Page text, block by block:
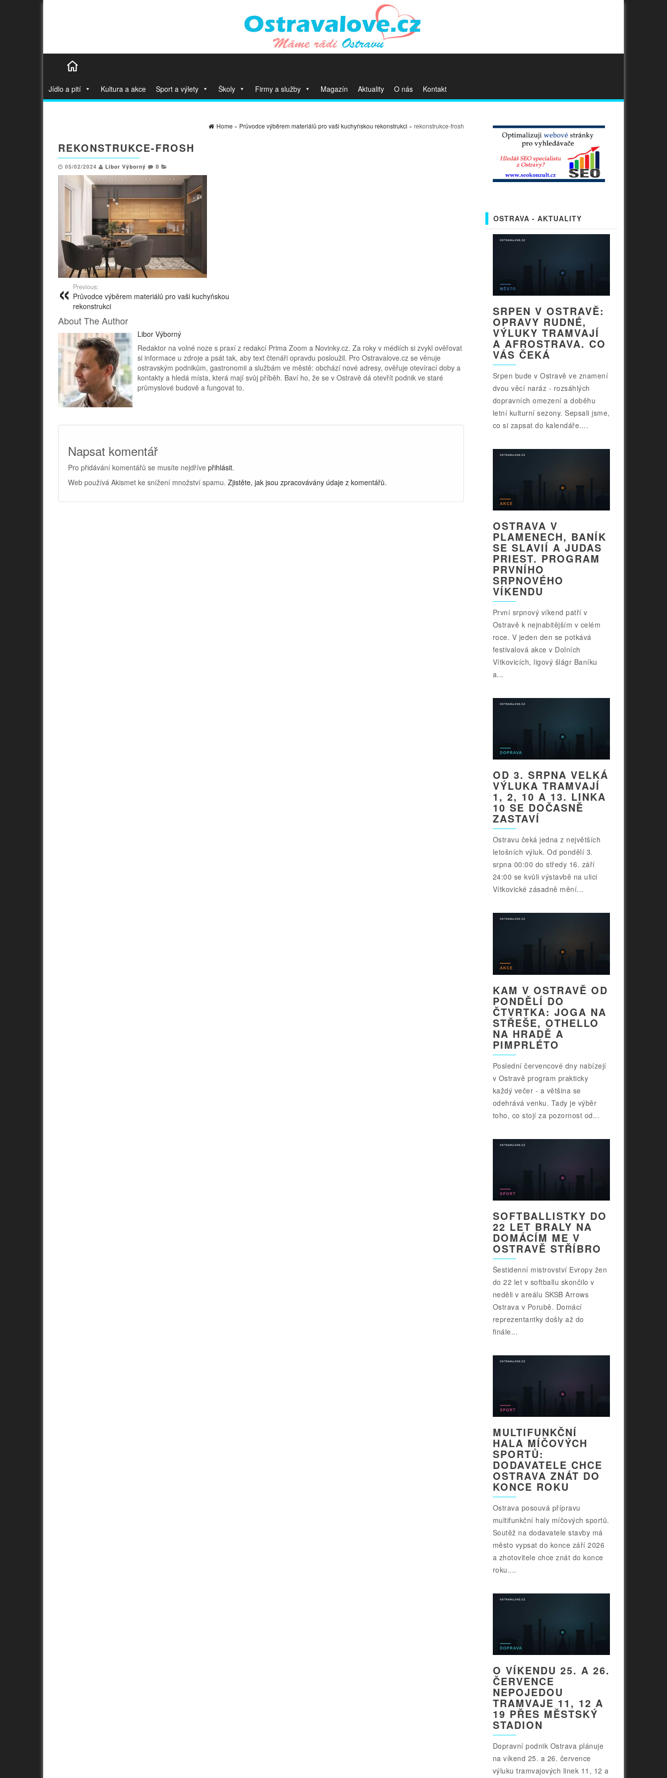
Jídlo a pití Kultura a akce Sport a výlety Školy Firmy a služby Magazín Aktuality O nás Kontakt
Home » Průvodce výběrem materiálů pro vaši kuchyňskou rekonstrukci » rekonstrukce-frosh
REKONSTRUKCE-FROSH
05/02/2024 Libor Výborný 0
Previous:
Průvodce výběrem materiálů pro vaši kuchyňskou
rekonstrukci
About The Author
Libor Výborný
Redaktor na volné noze s praxí z redakcí Prima Zoom a Novinky.cz. Za roky v médiích si zvykl ověřovat
si informace u zdroje a psát tak, aby text čtenáři opravdu posloužil. Pro Ostravalove.cz se věnuje
ostravským podnikům, gastronomii a službám ve městě: obchází nové adresy, ověřuje otevírací doby a
kontakty a hledá místa, která mají svůj příběh. Baví ho, že se v Ostravě dá otevřít podnik ve staré
průmyslové budově a fungovat to.
Napsat komentář
Pro přidávání komentářů se musíte nejdříve přihlásit.
Web používá Akismet ke snížení množství spamu. Zjistěte, jak jsou zpracovávány údaje z komentářů.
OSTRAVA - AKTUALITY
SRPEN V OSTRAVĚ:
OPRAVY RUDNÉ,
VÝLUKY TRAMVAJÍ
A AFROSTRAVA. CO
VÁS ČEKÁ
Srpen bude v Ostravě ve znamení
dvou věcí naráz - rozsáhlých
dopravních omezení a doběhu
letní kulturní sezony. Sepsali jsme,
co si zapsat do kalendáře....
OSTRAVA V
PLAMENECH, BANÍK
SE SLAVIÍ A JUDAS
PRIEST. PROGRAM
PRVNÍHO
SRPNOVÉHO
VÍKENDU
První srpnový víkend patří v
Ostravě k nejnabitějším v celém
roce. V jeden den se potkává
festivalová akce v Dolních
Vítkovicích, ligový šlágr Baníku
a...
OD 3. SRPNA VELKÁ
VÝLUKA TRAMVAJÍ
1, 2, 10 A 13. LINKA
10 SE DOČASNĚ
ZASTAVÍ
Ostravu čeká jedna z největších
letošních výluk. Od pondělí 3.
srpna 00:00 do středy 16. září
24:00 se kvůli výstavbě na ulici
Vítkovické zásadně mění...
KAM V OSTRAVĚ OD
PONDĚLÍ DO
ČTVRTKA: JOGA NA
STŘEŠE, OTHELLO
NA HRADĚ A
PIMPRLÉTO
Poslední červencové dny nabízejí
v Ostravě program prakticky
každý večer - a většina se
odehrává venku. Tady je výběr
toho, co stojí za pozornost od...
SOFTBALLISTKY DO
22 LET BRALY NA
DOMÁCÍM ME V
OSTRAVĚ STŘÍBRO
Šestidenní mistrovství Evropy žen
do 22 let v softballu skončilo v
neděli v areálu SKSB Arrows
Ostrava v Porubě. Domácí
reprezentantky došly až do
finále...
MULTIFUNKČNÍ
HALA MÍČOVÝCH
SPORTŮ:
DODAVATELE CHCE
OSTRAVA ZNÁT DO
KONCE ROKU
Ostrava posouvá přípravu
multifunkční haly míčových sportů.
Soutěž na dodavatele stavby má
město vypsat do konce září 2026
a zhotovitele chce znát do konce
roku....
O VÍKENDU 25. A 26.
ČERVENCE
NEPOJEDOU
TRAMVAJE 11, 12 A
19 PŘES MĚSTSKÝ
STADION
Dopravní podnik Ostrava plánuje
na víkend 25. a 26. července
výluku tramvajových linek 11, 12 a